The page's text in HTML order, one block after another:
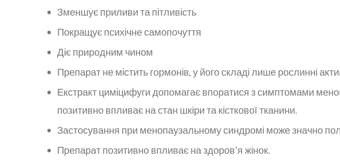
Зменшує приливи та пітливість
Покращує психічне самопочуття
Діє природним чином
Препарат не містить гормонів, у його складі лише рослинні
Екстракт циміцифуги допомагає впоратися з симптомами
позитивно впливає на стан шкіри та кісткової тканини.
Застосування при менопаузальному синдромі може значно
Препарат позитивно впливає на здоров’я жінок.